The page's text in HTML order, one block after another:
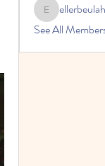
ellerbeulah7
See All